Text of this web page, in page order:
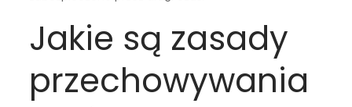
Jakie są zasady
przechowywania